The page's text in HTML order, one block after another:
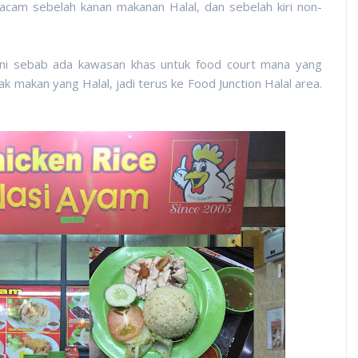
sebelah kanan makanan Halal, dan sebelah kiri non-
sebab ada kawasan khas untuk food court mana yang
makan yang Halal, jadi terus ke Food Junction Halal area.